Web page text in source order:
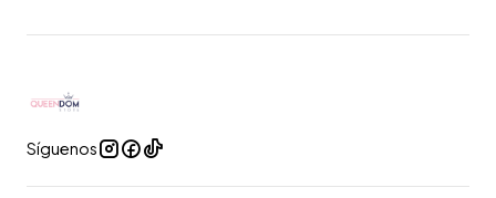
Síguenos